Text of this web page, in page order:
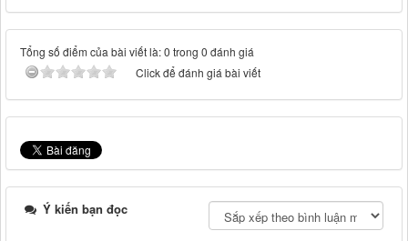
Tổng số điểm của bài viết là: 0 trong 0 đánh giá
Click để đánh giá bài viết
Ý kiến bạn đọc